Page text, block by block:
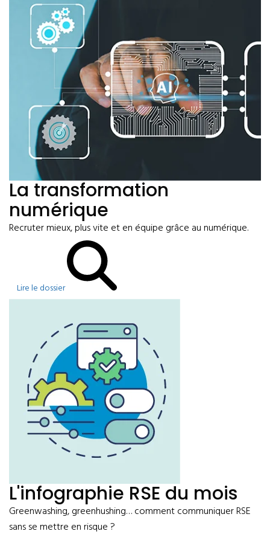
La transformation
numérique
Recruter mieux, plus vite et en équipe grâce au numérique.
Lire le dossier
L'infographie RSE du mois
Greenwashing, greenhushing… comment communiquer RSE
sans se mettre en risque ?